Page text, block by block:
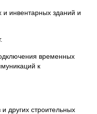
инвентарных зданий и
временных
к
строительных